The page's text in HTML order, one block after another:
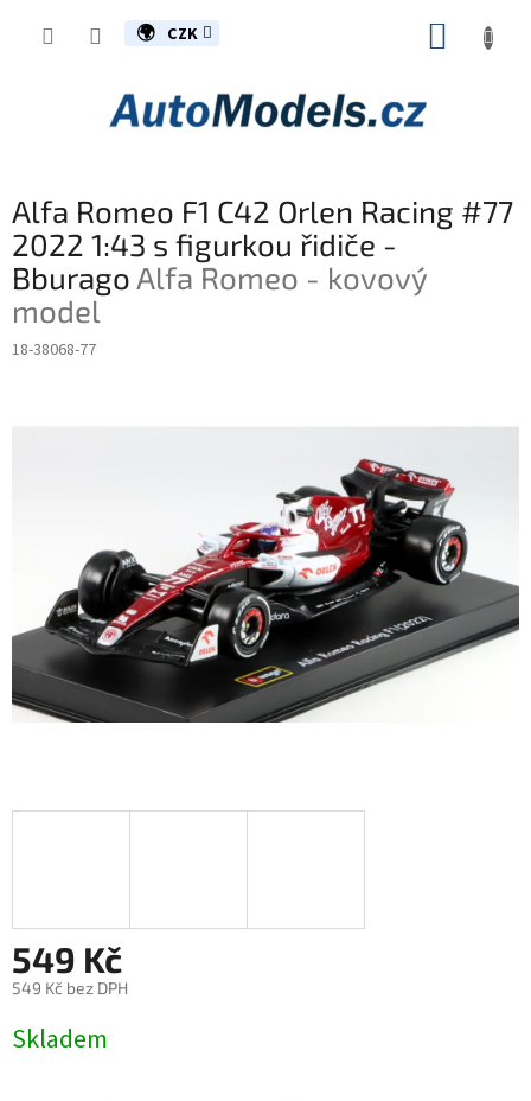
CZK
Alfa Romeo F1 C42 Orlen Racing #77
2022 1:43 s figurkou řidiče -
BburagoAlfa Romeo - kovový
model
18-38068-77
549 Kč
549 Kč bez DPH
cena:
Skladem